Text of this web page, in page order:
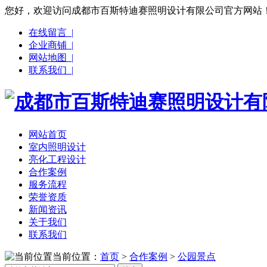
您好，欢迎访问成都市百斯特迪赛照明设计有限公司官方网站
在线留言 |
企业商铺 |
网站地图 |
联系我们 |
网站首页
室内照明设计
亮化工程设计
合作案例
服务流程
荣誉资质
新闻资讯
关于我们
联系我们
当前位置： 首页 > 合作案例 > 公园景点